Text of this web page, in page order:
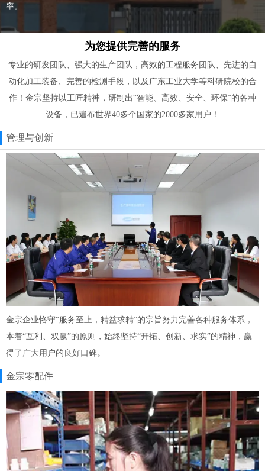
率。
为您提供完善的服务
专业的研发团队、强大的生产团队，高效的工程服务团队、先进的自
动化加工装备、完善的检测手段，以及广东工业大学等科研院校的合
作！金宗坚持以工匠精神，研制出“智能、高效、安全、环保”的各种
设备，已遍布世界40多个国家的2000多家用户！
管理与创新
金宗企业恪守“服务至上，精益求精”的宗旨努力完善各种服务体系，
本着“互利、双赢”的原则，始终坚持“开拓、创新、求实”的精神，赢
得了广大用户的良好口碑。
金宗零配件